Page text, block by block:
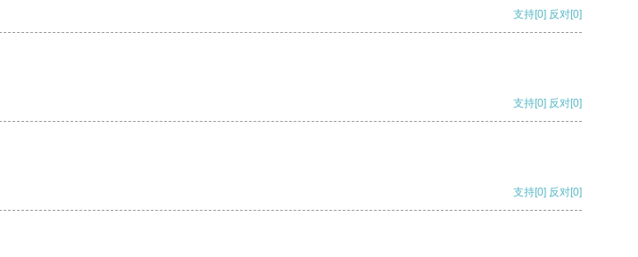
支持[0] 反对[0]
支持[0] 反对[0]
支持[0] 反对[0]